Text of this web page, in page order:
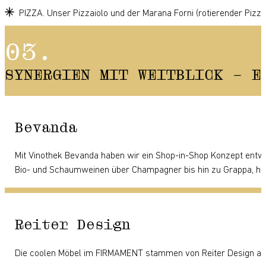
PIZZA. Unser Pizzaiolo und der Marana Forni (rotierender
SYNERGIEN MIT WEITBLICK –
Bevanda
Mit Vinothek Bevanda haben wir ein Shop-in-Shop Konzept
Bio- und Schaumweinen über Champagner bis hin zu Grappa,
Reiter Design
Die coolen Möbel im FIRMAMENT stammen von Reiter Design